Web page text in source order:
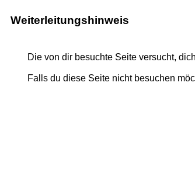
Weiterleitungshinweis
Die von dir besuchte Seite versucht,
Falls du diese Seite nicht besuchen